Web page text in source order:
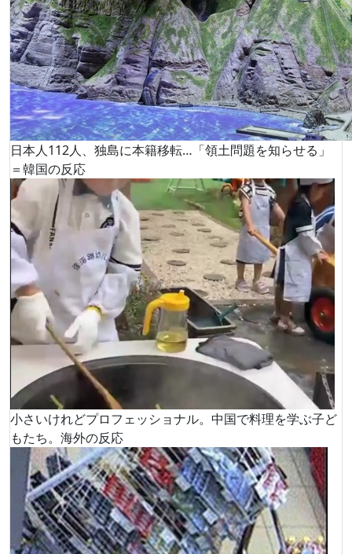
日本人112人、独島に本籍移転…「領土問題を知らせる」
＝韓国の反応
小さいけれどプロフェッショナル。中国で料理を学ぶ子ど
もたち。海外の反応